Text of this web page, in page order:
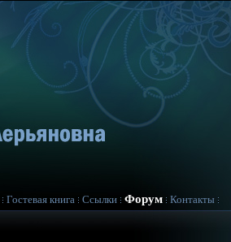
Гостевая книга Ссылки Форум Контакты